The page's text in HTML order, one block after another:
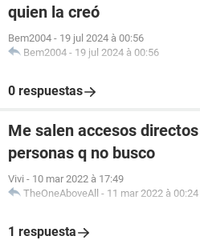
quien la creó
Bem2004 - 19 jul 2024 à 00:56
Bem2004 - 19 jul 2024 à 00:56
0 respuestas
Me salen accesos
personas q no busco
Vivi - 10 mar 2022 à 17:49
TheOneAboveAll - 11 mar 2022 à 00:24
1 respuesta